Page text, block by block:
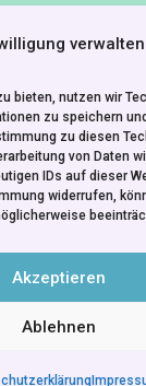
verwalten
bieten, nutzen wir
zu speichern
zu diesen
von Daten
IDs auf dieser
widerrufen,
Akzeptieren
Ablehnen
der er
einzig
wird er
KH Kassel